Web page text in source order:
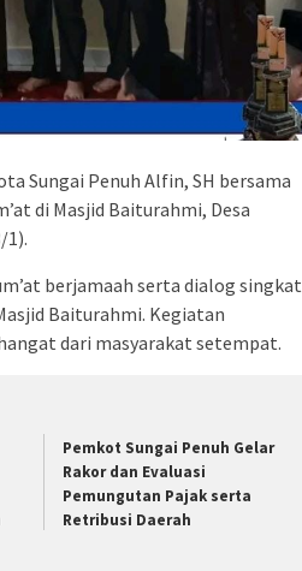
Sungai Penuh Alfin, SH bersama
di Masjid Baiturahmi, Desa
1).
berjamaah serta dialog singkat
Baiturahmi. Kegiatan
dari masyarakat setempat.
Pemkot Sungai Penuh Gelar
Rakor dan Evaluasi
Pemungutan Pajak serta
Retribusi Daerah